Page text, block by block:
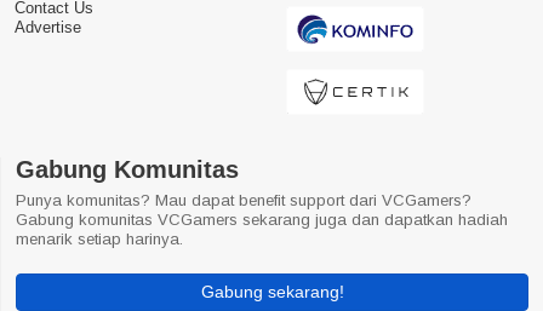
Contact Us
Advertise
Gabung Komunitas
Punya komunitas? Mau dapat benefit support dari VCGamers?
Gabung komunitas VCGamers sekarang juga dan dapatkan hadiah
menarik setiap harinya.
Gabung sekarang!